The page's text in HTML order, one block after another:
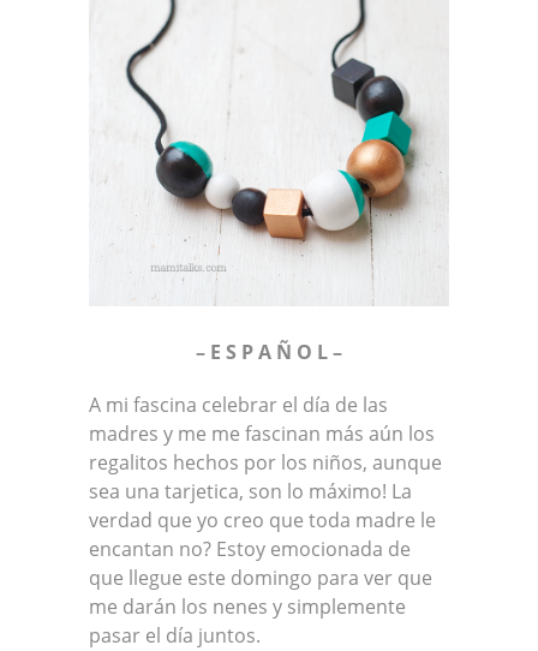
– E S P A Ñ O L –
A mi fascina celebrar el día de las
madres y me me fascinan más aún los
regalitos hechos por los niños, aunque
sea una tarjetica, son lo máximo! La
verdad que yo creo que toda madre le
encantan no? Estoy emocionada de
que llegue este domingo para ver que
me darán los nenes y simplemente
pasar el día juntos.